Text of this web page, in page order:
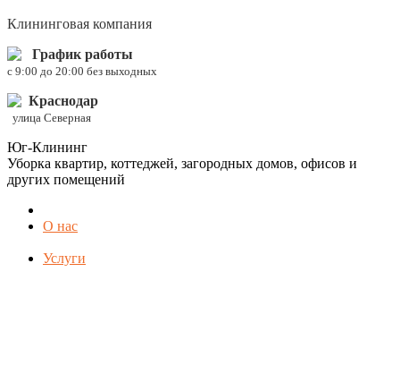
Клининговая компания
График работы
c 9:00 до 20:00 без выходных
Краснодар
улица Северная
Юг-Клининг
Уборка квартир, коттеджей, загородных домов, офисов и
других помещений
О нас
Услуги